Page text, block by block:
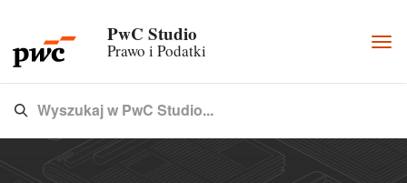
PwC Studio
Prawo i Podatki
Type 3 or more characters for results.
Wyszukaj w PwC Studio...